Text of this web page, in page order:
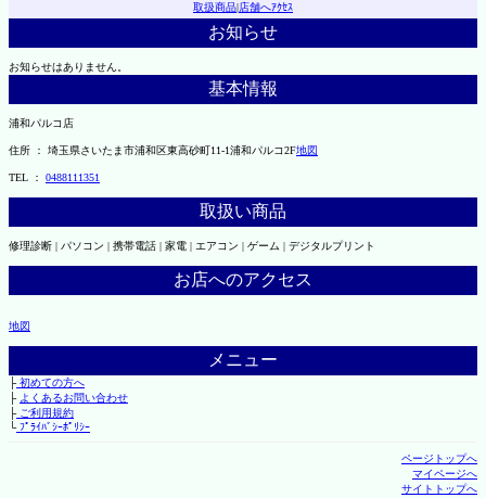
取扱商品|店舗へｱｸｾｽ
お知らせ
お知らせはありません。
基本情報
浦和パルコ店
住所 ： 埼玉県さいたま市浦和区東高砂町11-1浦和パルコ2F地図
TEL ： 0488111351
取扱い商品
修理診断 | パソコン | 携帯電話 | 家電 | エアコン | ゲーム | デジタルプリント
お店へのアクセス
地図
メニュー
├初めての方へ
├ よくあるお問い合わせ
├ご利用規約
└ﾌﾟﾗｲﾊﾞｼｰﾎﾟﾘｼｰ
ページトップへ
マイページへ
サイトトップへ